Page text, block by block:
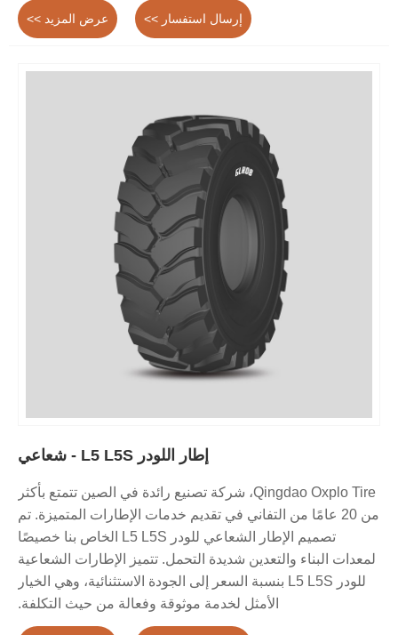
عرض المزيد >> إرسال استفسار >>
إطار اللودر L5 L5S - شعاعي
Qingdao Oxplo Tire، شركة تصنيع رائدة في الصين تتمتع بأكثر
من 20 عامًا من التفاني في تقديم خدمات الإطارات المتميزة. تم
تصميم الإطار الشعاعي للودر L5 L5S الخاص بنا خصيصًا
لمعدات البناء والتعدين شديدة التحمل. تتميز الإطارات الشعاعية
للودر L5 L5S بنسبة السعر إلى الجودة الاستثنائية، وهي الخيار
الأمثل لخدمة موثوقة وفعالة من حيث التكلفة.